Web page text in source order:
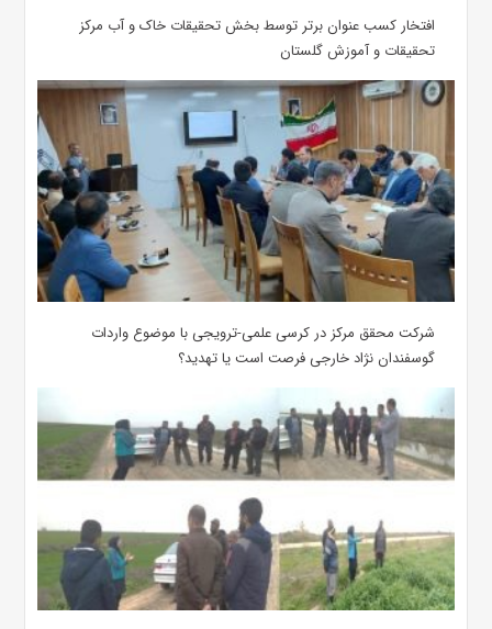
افتخار کسب عنوان برتر توسط بخش تحقیقات خاک و آب مرکز
تحقیقات و آموزش گلستان
شرکت محقق مرکز در کرسی علمی-ترویجی با موضوع واردات
گوسفندان نژاد خارجی فرصت است یا تهدید؟